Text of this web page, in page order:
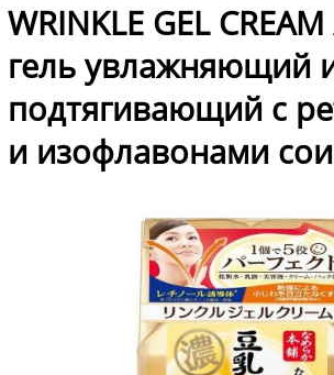
WRINKLE GEL
гель увлажняющий
подтягивающий с
и изофлавонами сои